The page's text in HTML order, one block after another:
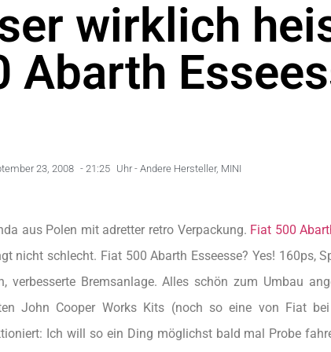
wirklich
Abarth
23, 2008 - 21:25 Uhr - Andere Hersteller, MINI
aus Polen mit adretter retro Verpackung. Fiat 500
nicht schlecht. Fiat 500 Abarth Esseesse? Yes! 160ps,
verbesserte Bremsanlage. Alles schön zum Umbau
John Cooper Works Kits (noch so eine von Fiat
Ich will so ein Ding möglichst bald mal Probe